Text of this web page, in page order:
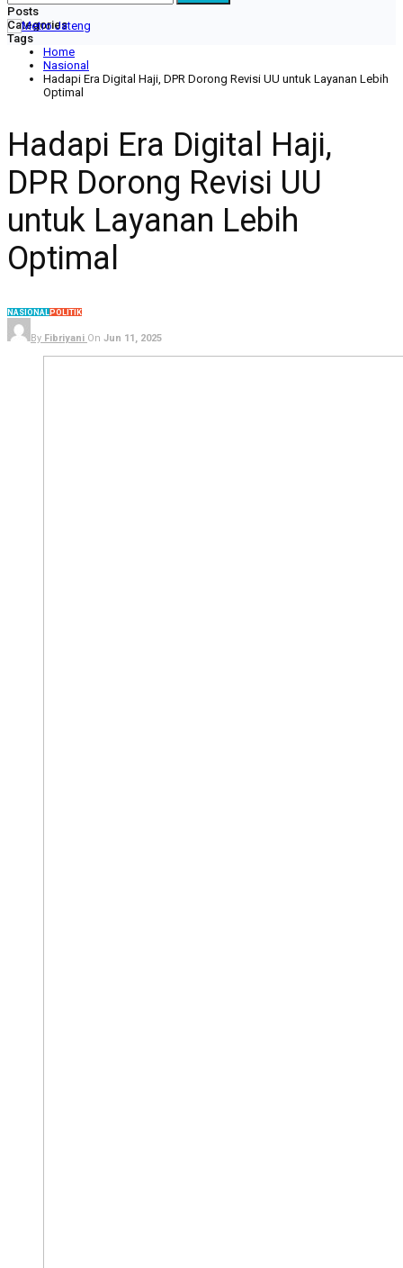
Posts
Categories
Tags
Home
Nasional
Hadapi Era Digital Haji, DPR Dorong Revisi UU untuk Layanan Lebih
Optimal
Hadapi Era Digital Haji,
DPR Dorong Revisi UU
untuk Layanan Lebih
Optimal
NASIONAL POLITIK
By Fibriyani On Jun 11, 2025